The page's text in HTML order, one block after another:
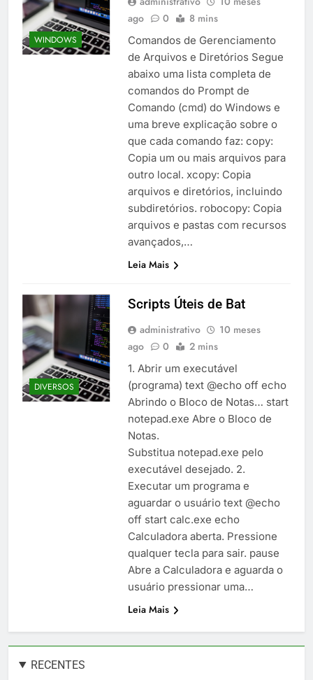
RECENTES
WINDOWS
ago
0 8 mins
Comandos de Gerenciamento
de Arquivos e Diretórios Segue
abaixo uma lista completa de
comandos do Prompt de
Comando (cmd) do Windows e
uma breve explicação sobre o
que cada comando faz: copy:
Copia um ou mais arquivos para
outro local. xcopy: Copia
arquivos e diretórios, incluindo
subdiretórios. robocopy: Copia
arquivos e pastas com recursos
avançados,…
Leia Mais
DIVERSOS
Scripts Úteis de Bat
administrativo
10 meses
ago
0 2 mins
1. Abrir um executável
(programa) text @echo off echo
Abrindo o Bloco de Notas… start
notepad.exe Abre o Bloco de
Notas.
Substitua notepad.exe pelo
executável desejado. 2.
Executar um programa e
aguardar o usuário text @echo
off start calc.exe echo
Calculadora aberta. Pressione
qualquer tecla para sair. pause
Abre a Calculadora e aguarda o
usuário pressionar uma…
Leia Mais